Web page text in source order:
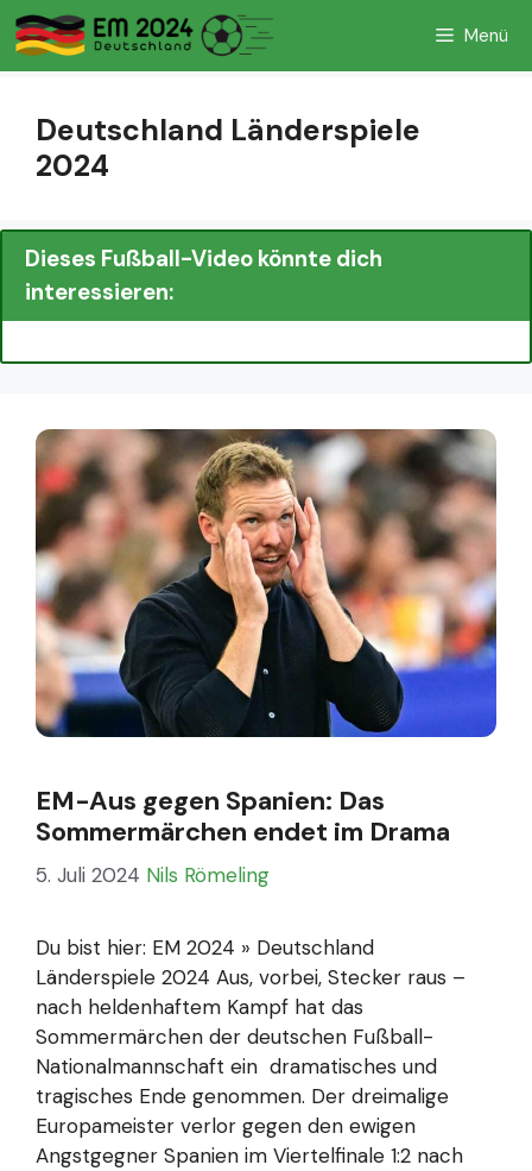
Zum
Inhalt
springen
Menü
Deutschland Länderspiele
2024
Dieses Fußball-Video könnte dich
interessieren:
EM-Aus gegen Spanien: Das
Sommermärchen endet im Drama
5. Juli 2024 Nils Römeling
Du bist hier: EM 2024 » Deutschland
Länderspiele 2024 Aus, vorbei, Stecker raus –
nach heldenhaftem Kampf hat das
Sommermärchen der deutschen Fußball-
Nationalmannschaft ein dramatisches und
tragisches Ende genommen. Der dreimalige
Europameister verlor gegen den ewigen
Angstgegner Spanien im Viertelfinale 1:2 nach